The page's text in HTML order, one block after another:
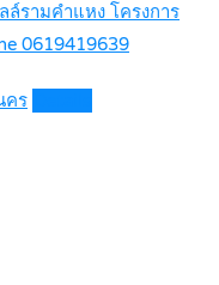
รามคำแหง โครงการ
0619419639
คร